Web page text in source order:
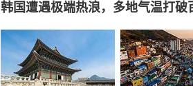
韩国遭遇极端热浪，多地气温打破